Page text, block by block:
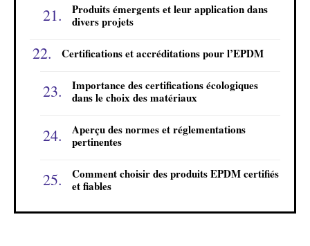
Produits émergents et leur application dans
divers projets
Certifications et accréditations pour l’EPDM
Importance des certifications écologiques
dans le choix des matériaux
Aperçu des normes et réglementations
pertinentes
Comment choisir des produits EPDM certifiés
et fiables